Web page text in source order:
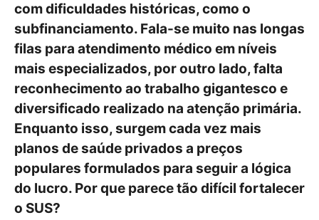
com dificuldades históricas, como o
subfinanciamento. Fala-se muito nas longas
filas para atendimento médico em níveis
mais especializados, por outro lado, falta
reconhecimento ao trabalho gigantesco e
diversificado realizado na atenção primária.
Enquanto isso, surgem cada vez mais
planos de saúde privados a preços
populares formulados para seguir a lógica
do lucro. Por que parece tão difícil fortalecer
o SUS?